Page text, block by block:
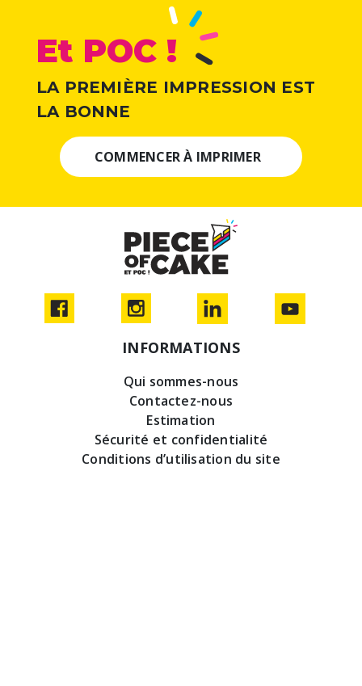
Et POC !
LA PREMIÈRE IMPRESSION EST
LA BONNE
COMMENCER À IMPRIMER
INFORMATIONS
Qui sommes-nous
Contactez-nous
Estimation
Sécurité et confidentialité
Conditions d’utilisation du site